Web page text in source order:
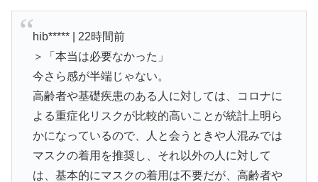
hib***** | 22時間前
＞「本当は必要なかった」
今さら感が半端じゃない。
高齢者や基礎疾患のある人に対しては、コロナに
よる重症化リスクが比較的高いことが統計上明ら
かになっているので、人と会うときや人混みでは
マスクの着用を推奨し、それ以外の人に対して
は、基本的にマスクの着用は不要だが、高齢者や